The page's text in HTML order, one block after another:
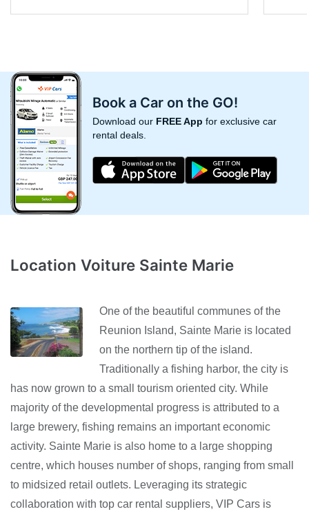
Book a Car on the GO!
Download our FREE App for exclusive car
rental deals.
Location Voiture Sainte Marie
One of the beautiful communes of the
Reunion Island, Sainte Marie is located
on the northern tip of the island.
Traditionally a fishing harbor, the city is
has now grown to a small tourism oriented city. While
majority of the developmental progress is attributed to a
large brewery, fishing remains an important economic
activity. Sainte Marie is also home to a large shopping
centre, which houses number of shops, ranging from small
to midsized retail outlets. Leveraging its strategic
collaboration with top car rental suppliers, VIP Cars is